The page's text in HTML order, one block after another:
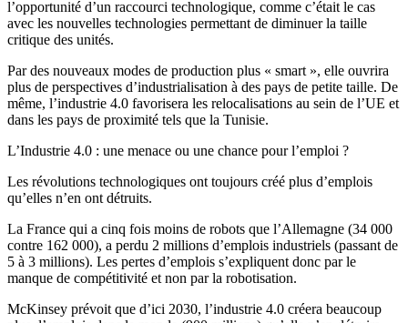
l’opportunité d’un raccourci technologique, comme c’était le cas
avec les nouvelles technologies permettant de diminuer la taille
critique des unités.
Par des nouveaux modes de production plus « smart », elle ouvrira
plus de perspectives d’industrialisation à des pays de petite taille. De
même, l’industrie 4.0 favorisera les relocalisations au sein de l’UE et
dans les pays de proximité tels que la Tunisie.
L’Industrie 4.0 : une menace ou une chance pour l’emploi ?
Les révolutions technologiques ont toujours créé plus d’emplois
qu’elles n’en ont détruits.
La France qui a cinq fois moins de robots que l’Allemagne (34 000
contre 162 000), a perdu 2 millions d’emplois industriels (passant de
5 à 3 millions). Les pertes d’emplois s’expliquent donc par le
manque de compétitivité et non par la robotisation.
McKinsey prévoit que d’ici 2030, l’industrie 4.0 créera beaucoup